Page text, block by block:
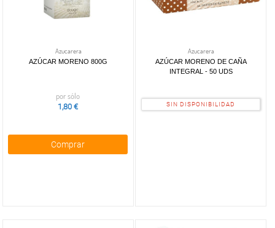
Azucarera
AZÚCAR MORENO 800G
por sólo
1,80 €
Comprar
Azucarera
AZÚCAR MORENO DE CAÑA
INTEGRAL - 50 UDS
SIN DISPONIBILIDAD